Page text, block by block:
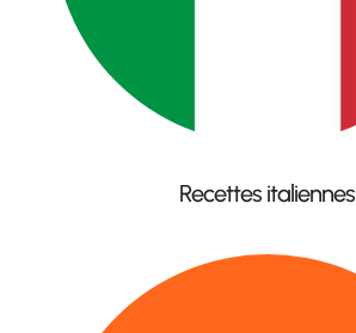
Recettes italiennes